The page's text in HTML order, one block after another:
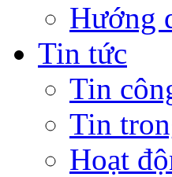
Hướng
Tin tức
Tin
Tin
Hoạt